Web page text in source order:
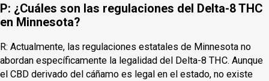
P: ¿Cuáles son las regulaciones del Delta-8 THC
en Minnesota?
R: Actualmente, las regulaciones estatales de Minnesota no
abordan específicamente la legalidad del Delta-8 THC. Aunque
el CBD derivado del cáñamo es legal en el estado, no existe